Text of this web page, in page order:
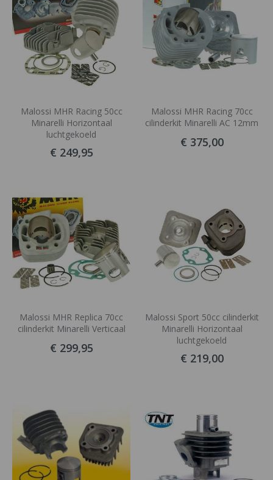
Malossi MHR Racing 50cc
Minarelli Horizontaal
luchtgekoeld
€ 249,95
Malossi MHR Racing 70cc
cilinderkit Minarelli AC 12mm
€ 375,00
Malossi MHR Replica 70cc
cilinderkit Minarelli Verticaal
€ 299,95
Malossi Sport 50cc cilinderkit
Minarelli Horizontaal
luchtgekoeld
€ 219,00